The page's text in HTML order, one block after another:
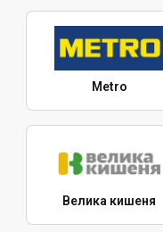
Metro
Велика кишеня